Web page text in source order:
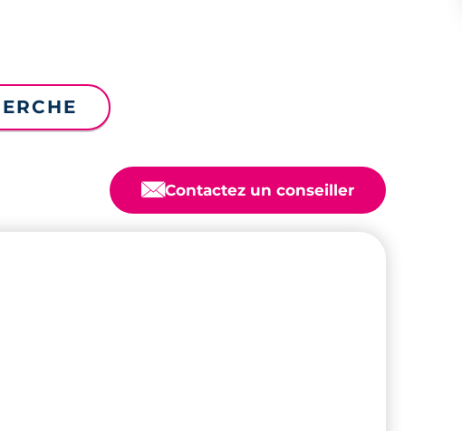
📧Contactez un conseiller